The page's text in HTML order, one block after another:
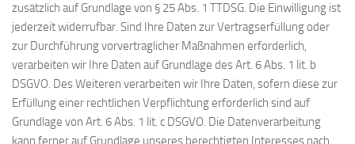
zusätzlich auf Grundlage von § 25 Abs. 1 TTDSG. Die Einwilligung ist
jederzeit widerrufbar. Sind Ihre Daten zur Vertragserfüllung oder
zur Durchführung vorvertraglicher Maßnahmen erforderlich,
verarbeiten wir Ihre Daten auf Grundlage des Art. 6 Abs. 1 lit. b
DSGVO. Des Weiteren verarbeiten wir Ihre Daten, sofern diese zur
Erfüllung einer rechtlichen Verpflichtung erforderlich sind auf
Grundlage von Art. 6 Abs. 1 lit. c DSGVO. Die Datenverarbeitung
kann ferner auf Grundlage unseres berechtigten Interesses nach